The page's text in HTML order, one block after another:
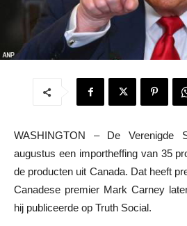
WASHINGTON – De Verenigde
augustus een importheffing van 35
de producten uit Canada. Dat heeft
Canadese premier Mark Carney
hij publiceerde op Truth Social.